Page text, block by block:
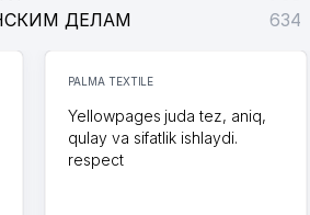
ДЕЛАМ 634
PALMA TEXTILE
Yellowpages juda tez, aniq,
qulay va sifatlik ishlaydi.
respect